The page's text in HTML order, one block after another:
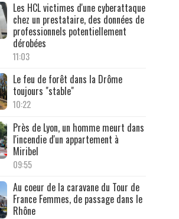
Les HCL victimes d'une cyberattaque
chez un prestataire, des données de
professionnels potentiellement
dérobées
11:03
Le feu de forêt dans la Drôme
toujours "stable"
10:22
Près de Lyon, un homme meurt dans
l'incendie d'un appartement à
Miribel
09:55
Au coeur de la caravane du Tour de
France Femmes, de passage dans le
Rhône